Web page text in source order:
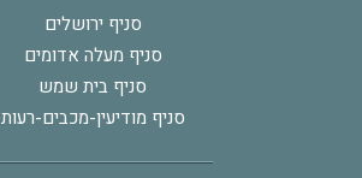
סניף ירושלים
סניף מעלה אדומים
סניף בית שמש
סניף מודיעין-מכבים-רעות